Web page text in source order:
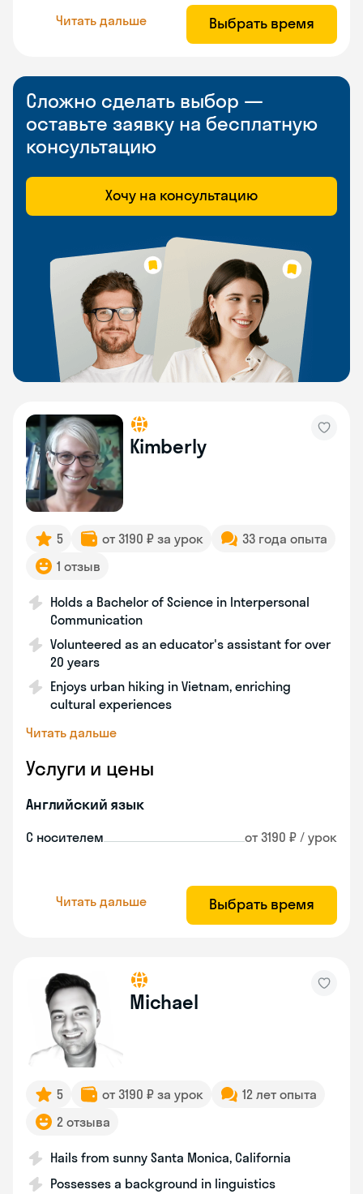
Читать дальше Выбрать время
Сложно сделать выбор —
оставьте заявку на бесплатную
консультацию
Хочу на консультацию
Kimberly
5 от 3190 ₽ за урок
33 года опыта
1 отзыв
Holds a Bachelor of Science in Interpersonal
Communication
Volunteered as an educator's assistant for over
20 years
Enjoys urban hiking in Vietnam, enriching
cultural experiences
Читать дальше
Услуги и цены
Английский язык
С носителем от 3190 ₽ / урок
Читать дальше Выбрать время
Michael
5 от 3190 ₽ за урок
12 лет опыта
2 отзыва
Hails from sunny Santa Monica, California
Possesses a background in linguistics